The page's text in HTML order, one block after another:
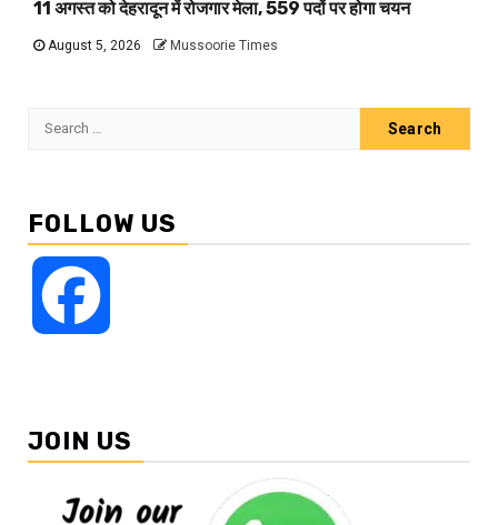
11 अगस्त को देहरादून में रोजगार मेला, 559 पदों पर होगा चयन
August 5, 2026 Mussoorie Times
Search
FOLLOW US
JOIN US